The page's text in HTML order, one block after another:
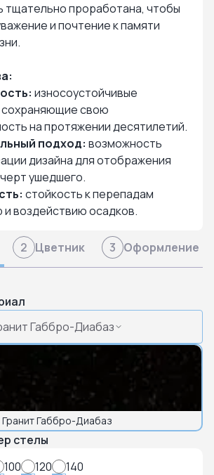
тщательно проработана, чтобы
и почтение к памяти
износоустойчивые
свою
на протяжении десятилетий.
подход: возможность
дизайна для отображения
ушедшего.
стойкость к перепадам
и воздействию осадков.
2 Цветник 3 Оформление
Габбро-Диабаз
Гранит Габбро-Диабаз
стелы
100 120 140